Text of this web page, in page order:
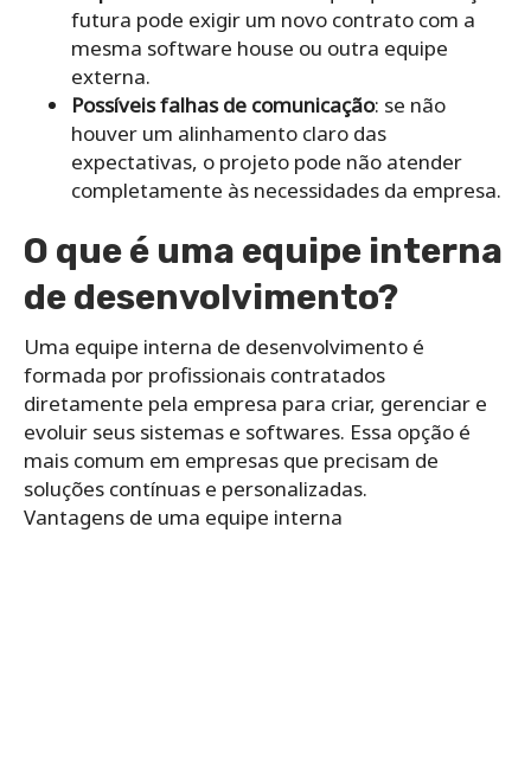
futura pode exigir um novo contrato com a
mesma software house ou outra equipe
externa.
Possíveis falhas de comunicação: se não
houver um alinhamento claro das
expectativas, o projeto pode não atender
completamente às necessidades da empresa.
O que é uma equipe interna
de desenvolvimento?
Uma equipe interna de desenvolvimento é
formada por profissionais contratados
diretamente pela empresa para criar, gerenciar e
evoluir seus sistemas e softwares. Essa opção é
mais comum em empresas que precisam de
soluções contínuas e personalizadas.
Vantagens de uma equipe interna